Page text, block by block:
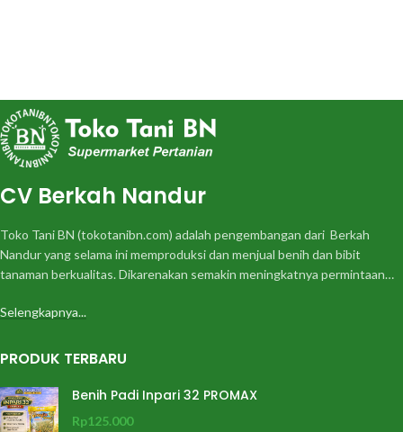
CV Berkah Nandur
Toko Tani BN (tokotanibn.com) adalah pengembangan dari Berkah
Nandur yang selama ini memproduksi dan menjual benih dan bibit
tanaman berkualitas. Dikarenakan semakin meningkatnya permintaan…
Selengkapnya...
PRODUK TERBARU
Benih Padi Inpari 32 PROMAX
Rp125.000